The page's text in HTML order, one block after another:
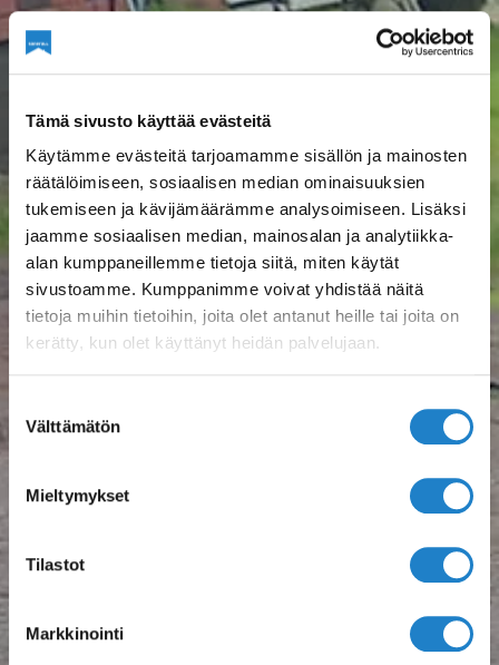
Tämä sivusto käyttää evästeitä
Käytämme evästeitä tarjoamamme sisällön ja mainosten
räätälöimiseen, sosiaalisen median ominaisuuksien
tukemiseen ja kävijämäärämme analysoimiseen. Lisäksi
jaamme sosiaalisen median, mainosalan ja analytiikka-
alan kumppaneillemme tietoja siitä, miten käytät
sivustoamme. Kumppanimme voivat yhdistää näitä
tietoja muihin tietoihin, joita olet antanut heille tai joita on
kerätty, kun olet käyttänyt heidän palvelujaan.
valinta
Välttämätön
Mieltymykset
Tilastot
Markkinointi